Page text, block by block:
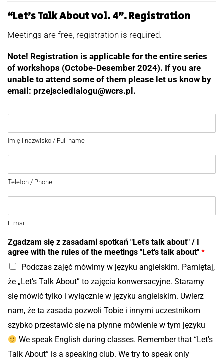
“Let’s Talk About vol. 4”. Registration
Meetings are free, registration is required.
Note! Registration is applicable for the entire series
of workshops (Octobe-Desember 2024). If you are
unable to attend some of them please let us know by
email: przejsciedialogu@wcrs.pl.
Imię i nazwisko / Full name
Telefon / Phone
E-mail
Zgadzam się z zasadami spotkań "Let's talk about" / I
agree with the rules of the meetings "Let's talk about" *
Podczas zajęć mówimy w języku angielskim. Pamiętaj,
że „Let’s Talk About” to zajęcia konwersacyjne. Staramy
się mówić tylko i wyłącznie w języku angielskim. Uwierz
nam, że ta zasada pozwoli Tobie i innymi uczestnikom
szybko przestawić się na płynne mówienie w tym języku
We speak English during classes. Remember that “Let's
Talk About” is a speaking club. We try to speak only